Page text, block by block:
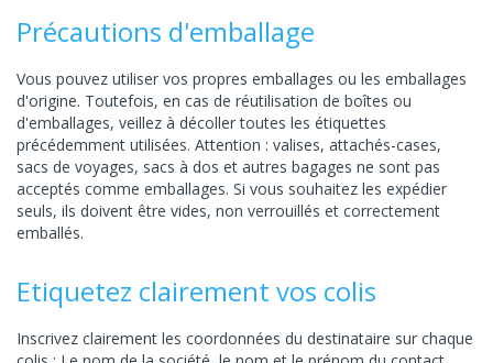
Précautions d'emballage
Vous pouvez utiliser vos propres emballages ou les emballages
d'origine. Toutefois, en cas de réutilisation de boîtes ou
d'emballages, veillez à décoller toutes les étiquettes
précédemment utilisées. Attention : valises, attachés-cases,
sacs de voyages, sacs à dos et autres bagages ne sont pas
acceptés comme emballages. Si vous souhaitez les expédier
seuls, ils doivent être vides, non verrouillés et correctement
emballés.
Etiquetez clairement vos colis
Inscrivez clairement les coordonnées du destinataire sur chaque